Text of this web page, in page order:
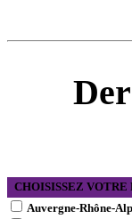
CHOISISSEZ VOTRE
Auvergne-Rhône-